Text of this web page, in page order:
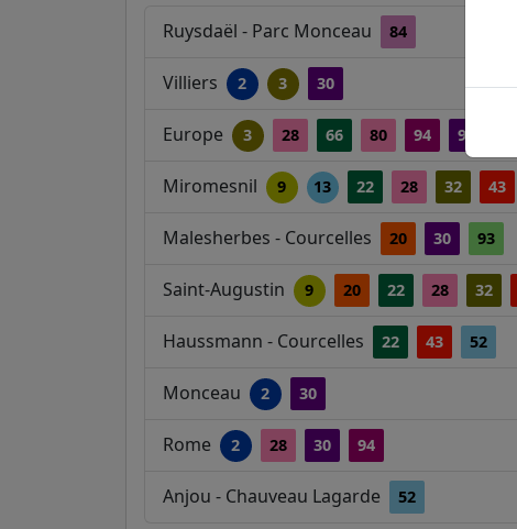
Ruysdaël - Parc Monceau 84
Villiers 2 3 30
Europe 3 28 66 80 94 95
Miromesnil 9 13 22 28 32 43
Malesherbes - Courcelles 20 30 93
Saint-Augustin 9 20 22 28 32
Haussmann - Courcelles 22 43 52
Monceau 2 30
Rome 2 28 30 94
Anjou - Chauveau Lagarde 52